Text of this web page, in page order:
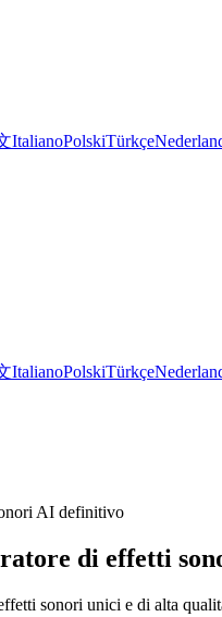
ItalianoPolskiTürkçe
ItalianoPolskiTürkçe
AI definitivo
di effetti
sonori unici e di alta